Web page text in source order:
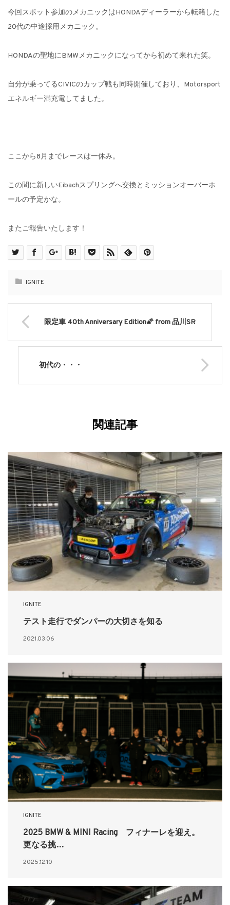
今回スポット参加のメカニックはHONDAディーラーから転籍した
20代の中途採用メカニック。
HONDAの聖地にBMWメカニックになってから初めて来れた笑。
自分が乗ってるCIVICのカップ戦も同時開催しており、Motorsport
エネルギー満充電してました。
ここから8月までレースは一休み。
この間に新しいEibachスプリングへ交換とミッションオーバーホ
ールの予定かな。
またご報告いたします！
IGNITE
限定車 40th Anniversary Edition🌠 from 品川SR
初代の・・・
関連記事
IGNITE
テスト走行でダンパーの大切さを知る
2021.03.06
IGNITE
2025 BMW & MINI Racing フィナーレを迎え。
更なる挑…
2025.12.10